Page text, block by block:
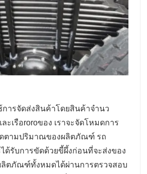
การจัดส่งสินค้าโดยสินค้าจํานว
ะเรือroroของ เราจะจัดโหมดการ
ตามปริมาณของผลิตภัณฑ์ รถ
ด้รับการขัดด้วยขี้ผึ้งก่อนที่จะส่งของ
ลิตภัณฑ์ทั้งหมดได้ผ่านการตรวจสอบ